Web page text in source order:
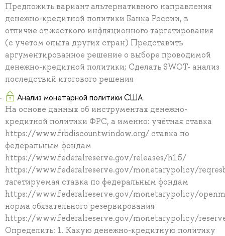
Предложить вариант альтернативного направления
денежно-кредитной политики Банка России, в
отличие от жесткого инфляционного таргетирования
(с учетом опыта других стран) Представить
аргументированное решение о выборе проводимой
денежно-кредитной политики; Сделать SWOT- анализ
последствий итогового решения
Анализ монетарной политики США
На основе данных об инструментах денежно-
кредитной политики ФРС, а именно: учётная ставка
https://www.frbdiscountwindow.org/ ставка по
федеральным фондам
https://www.federalreserve.gov/releases/h15/
https://www.federalreserve.gov/monetarypolicy/
тагетируемая ставка по федеральным фондам
https://www.federalreserve.gov/monetarypolicy/
норма обязательного резервирования
https://www.federalreserve.gov/monetarypolicy/
Определить: 1. Какую денежно-кредитную политику